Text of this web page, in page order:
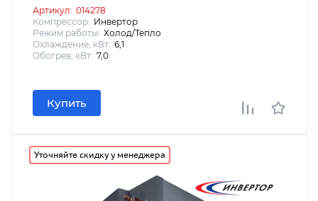
Артикул: 014278
Компрессор: Инвертор
Режим работы: Холод/Тепло
Охлаждение, кВт: 6,1
Обогрев, кВт: 7,0
Купить
Уточняйте скидку у менеджера